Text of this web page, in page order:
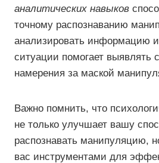
аналитических навыков
точному распознаванию
анализировать информацию
ситуации помогает выявлять
намерения за маской
Важно помнить, что
не только улучшает вашу
распознавать манипуляцию,
вас инструментами для